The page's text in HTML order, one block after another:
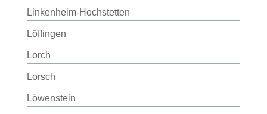
Linkenheim-Hochstetten
Löffingen
Lorch
Lorsch
Löwenstein